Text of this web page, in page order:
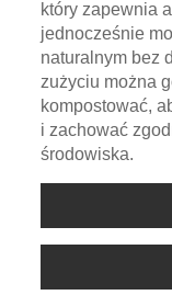
który zapewnia
jednocześnie
naturalnym bez
zużyciu można
kompostować,
i zachować
środowiska.